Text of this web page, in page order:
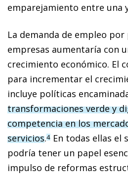
emparejamiento entre una
La demanda de empleo
empresas aumentaría con
crecimiento económico. El
para incrementar el
incluye políticas
transformaciones verde y
competencia en los
servicios.4 En todas ellas el
podría tener un papel
impulso de reformas